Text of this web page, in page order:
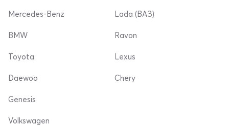
Mercedes-Benz Lada (ВАЗ)
BMW
Toyota
Daewoo
Ravon
Lexus
Chery
Genesis
Volkswagen